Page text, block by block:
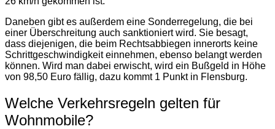
Daneben gibt es außerdem eine Sonderregelung, die bei
einer Überschreitung auch sanktioniert wird. Sie besagt,
dass diejenigen, die beim Rechtsabbiegen innerorts keine
Schrittgeschwindigkeit einnehmen, ebenso belangt werden
können. Wird man dabei erwischt, wird ein Bußgeld in Höhe
von 98,50 Euro fällig, dazu kommt 1 Punkt in Flensburg.
Welche Verkehrsregeln gelten für
Wohnmobile?